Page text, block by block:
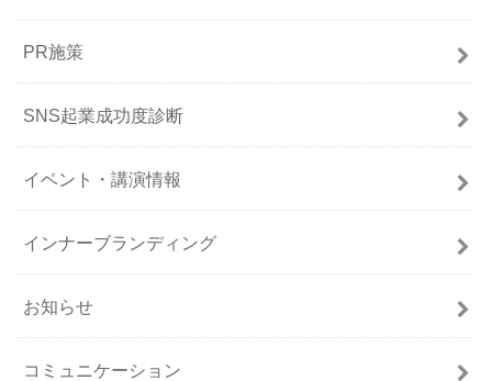
PR施策
SNS起業成功度診断
イベント・講演情報
インナーブランディング
お知らせ
コミュニケーション